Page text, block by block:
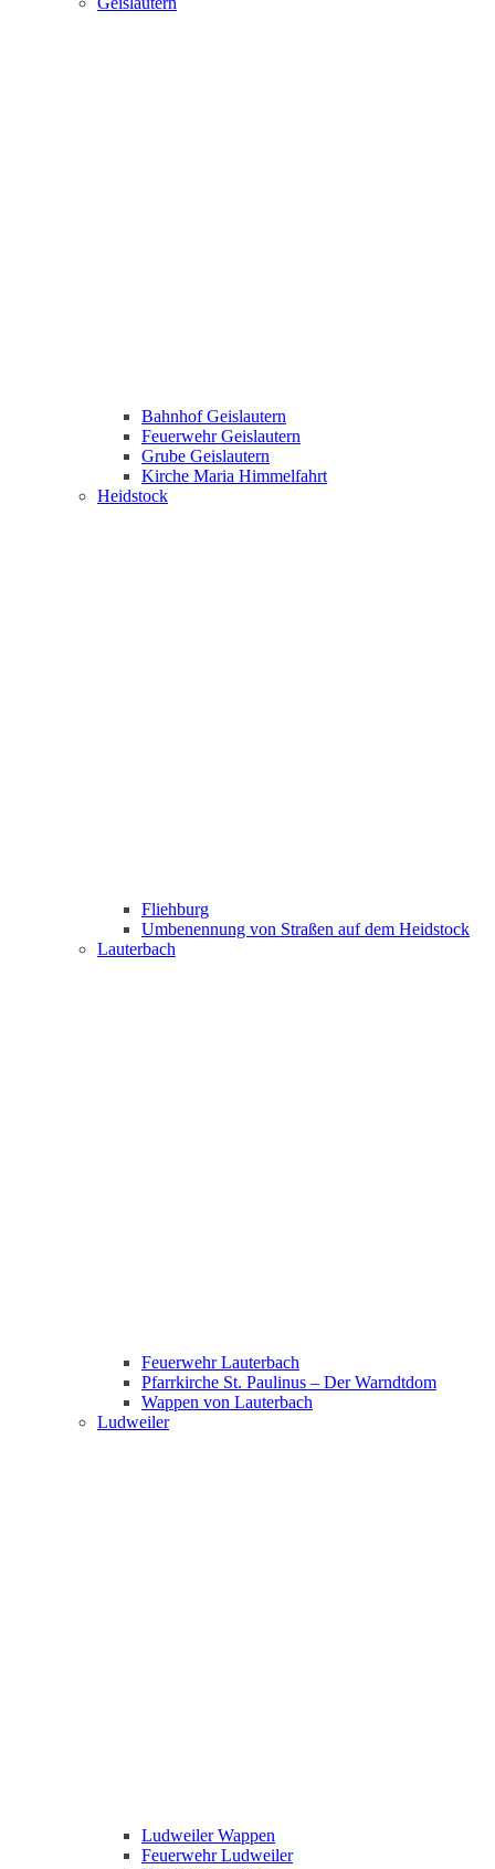
Bahnhof Geislautern
Feuerwehr Geislautern
Grube Geislautern
Kirche Maria Himmelfahrt
Heidstock
Fliehburg
Umbenennung von Straßen auf dem Heidstock
Lauterbach
Feuerwehr Lauterbach
Pfarrkirche St. Paulinus – Der Warndtdom
Wappen von Lauterbach
Ludweiler
Ludweiler Wappen
Feuerwehr Ludweiler